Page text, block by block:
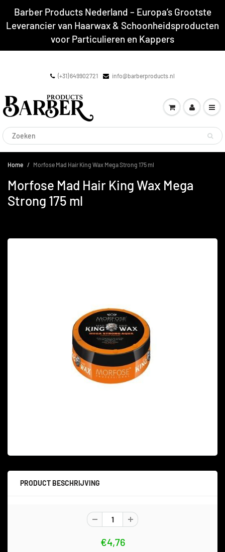
Barber Products Nederland – Europa’s Grootste
Leverancier van Haarwax & Schoonheidsproducten
voor Particulieren en Kappers
(+31) 649902721 info@barberproducts.nl
Home Morfose Mad Hair King Wax Mega Strong 175 ml
Morfose Mad Hair King Wax Mega
Strong 175 ml
PRODUCT BESCHRIJVING
€4,76